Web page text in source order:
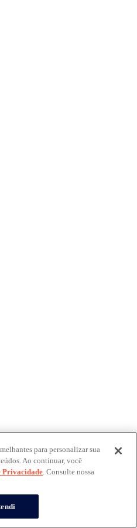
para personalizar sua
Ao continuar, você
Privacidade. Consulte nossa